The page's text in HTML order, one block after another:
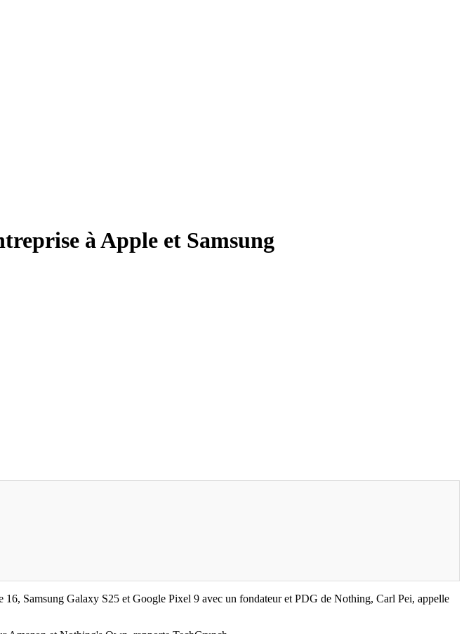
à Apple et Samsung
Samsung Galaxy S25 et Google Pixel 9 avec un fondateur et PDG de Nothing, Carl Pei, appelle